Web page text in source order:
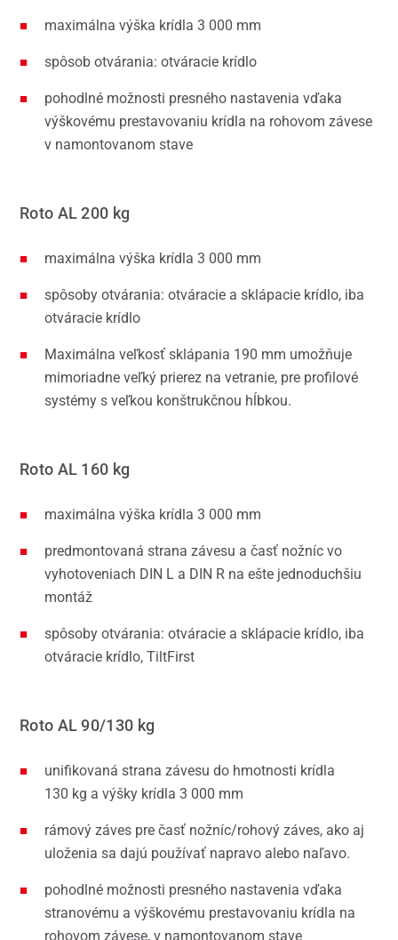
maximálna výška krídla 3 000 mm
spôsob otvárania: otváracie krídlo
pohodlné možnosti presného nastavenia vďaka
výškovému prestavovaniu krídla na rohovom závese
v namontovanom stave
Roto AL 200 kg
maximálna výška krídla 3 000 mm
spôsoby otvárania: otváracie a sklápacie krídlo, iba
otváracie krídlo
Maximálna veľkosť sklápania 190 mm umožňuje
mimoriadne veľký prierez na vetranie, pre profilové
systémy s veľkou konštrukčnou hĺbkou.
Roto AL 160 kg
maximálna výška krídla 3 000 mm
predmontovaná strana závesu a časť nožníc vo
vyhotoveniach DIN L a DIN R na ešte jednoduchšiu
montáž
spôsoby otvárania: otváracie a sklápacie krídlo, iba
otváracie krídlo, TiltFirst
Roto AL 90/130 kg
unifikovaná strana závesu do hmotnosti krídla
130 kg a výšky krídla 3 000 mm
rámový záves pre časť nožníc/rohový záves, ako aj
uloženia sa dajú používať napravo alebo naľavo.
pohodlné možnosti presného nastavenia vďaka
stranovému a výškovému prestavovaniu krídla na
rohovom závese, v namontovanom stave